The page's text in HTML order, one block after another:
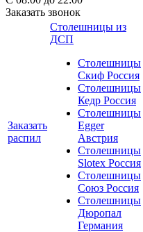
Заказать звонок
Заказать
распил
Столешницы из
ДСП
Столешницы
Скиф Россия
Столешницы
Кедр Россия
Столешницы
Egger
Австрия
Столешницы
Slotex Россия
Столешницы
Союз Россия
Столешницы
Дюропал
Германия